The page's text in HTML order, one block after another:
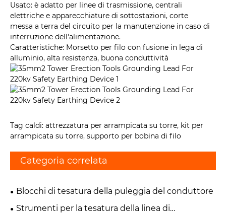
Usato: è adatto per linee di trasmissione, centrali
elettriche e apparecchiature di sottostazioni, corte
messa a terra del circuito per la manutenzione in caso di
interruzione dell'alimentazione.
Caratteristiche: Morsetto per filo con fusione in lega di
alluminio, alta resistenza, buona conduttività
Tag caldi: attrezzatura per arrampicata su torre, kit per
arrampicata su torre, supporto per bobina di filo
Categoria correlata
Blocchi di tesatura della puleggia del conduttore
Strumenti per la tesatura della linea di